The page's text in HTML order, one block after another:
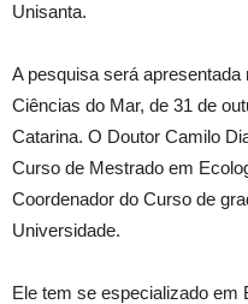
Unisanta.
A pesquisa será
Ciências do Mar, de 31 de
Catarina. O Doutor Camilo
Curso de Mestrado em
Coordenador do Curso de
Universidade.
Ele tem se especializado em